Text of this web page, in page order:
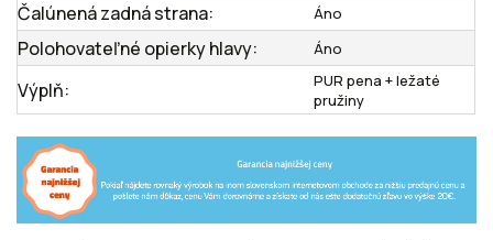
Čalúnená zadná strana: Áno
Polohovateľné opierky hlavy: Áno
Výplň:
PUR pena + ležaté
pružiny